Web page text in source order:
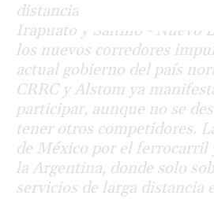
distancia México -
Irapuato y Saltillo - Nuevo
los nuevos corredores
actual gobierno del país
CRRC y Alstom ya
participar, aunque no se
tener otros competidores.
de México por el ferrocarril
la Argentina, donde solo
servicios de larga distancia